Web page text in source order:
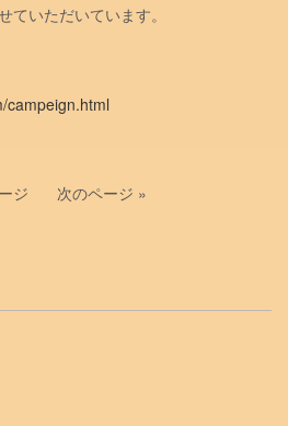
いただいています。
campeign.html
ジ 次のページ »